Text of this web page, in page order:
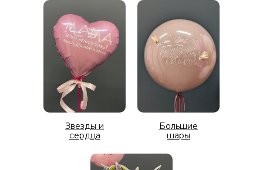
Звезды и
сердца
Большие
шары